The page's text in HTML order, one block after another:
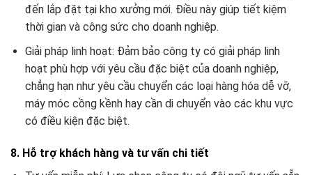
đến lắp đặt tại kho xưởng mới. Điều này giúp tiết kiệm
thời gian và công sức cho doanh nghiệp.
Giải pháp linh hoạt: Đảm bảo công ty có giải pháp linh
hoạt phù hợp với yêu cầu đặc biệt của doanh nghiệp,
chẳng hạn như yêu cầu chuyển các loại hàng hóa dễ vỡ,
máy móc cồng kềnh hay cần di chuyển vào các khu vực
có điều kiện đặc biệt.
8. Hỗ trợ khách hàng và tư vấn chi tiết